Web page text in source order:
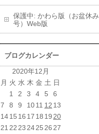
保護中: かわら版（お盆休み
号）Web版
ブログカレンダー
2020年12月
月 火 水 木 金 土 日
1
2 3 4 5
6
7
8 9 1011 12 13
1415 16 17 18 19 20
21 22 23 2425 26 27